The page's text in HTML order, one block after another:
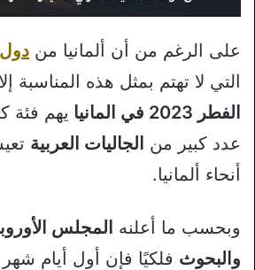
على الرغم من أن ألمانيا من دول
التي لا تهتم بمثل هذه المناسبة
الفطر 2023 في المانيا
يهم فئة
عدد كبير من الجاليات العربية
أنحاء ألمانيا.
وبحسب ما أعلنه المجلس
والبحوث فلكيًا فإن أول أيام